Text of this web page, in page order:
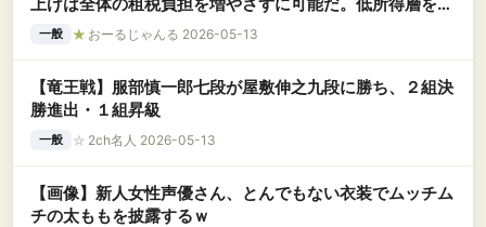
援しろ」
一般 ★ おーるじゃんる 2026-05-13
【竜王戦】服部慎一郎七段が屋敷伸之九段に勝ち、２組決
勝進出・１組昇級
一般 ☆ 2ch名人 2026-05-13
【画像】新人女性声優さん、とんでもない衣装でムッチム
チの太ももを披露するｗ